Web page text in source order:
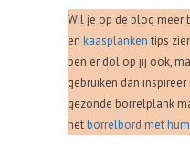
Wil je op de blog meer
en kaasplankentips
ben er dol op jij ook,
gebruiken dan
gezonde borrelplank
hetborrelbord met